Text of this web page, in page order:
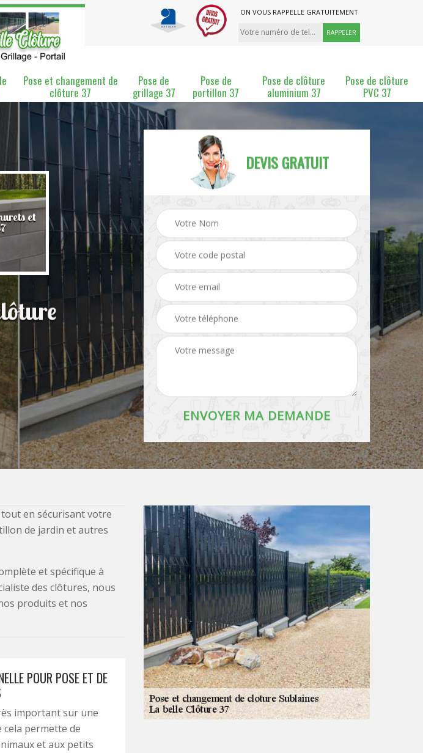
ON VOUS RAPPELLE GRATUITEMENT
Pose et changement de
clôture 37
Pose de
grillage 37
Pose de
portillon 37
Pose de clôture
aluminium 37
Pose de clôture
PVC 37
et Installation de clôture
37
Pose et changement de Pose de grillage 37
DEVIS GRATUIT
en sécurisant votre
de jardin et autres
et spécifique à
des clôtures, nous
produits et nos
POUR POSE ET DE
important sur une
permette de
et aux petits